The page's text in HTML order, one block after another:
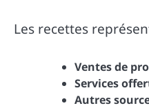
Les recettes
Ventes de
Services
Autres